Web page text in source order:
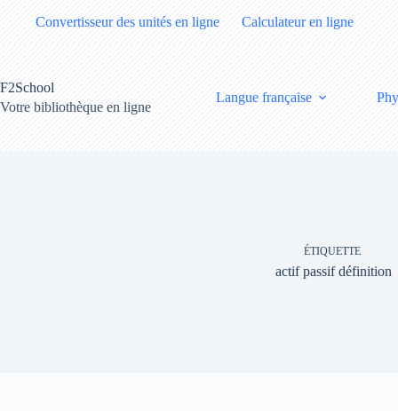
Convertisseur des unités en ligne Calculateur en ligne
F2School
Votre bibliothèque en ligne
Langue française
ÉTIQUETTE
actif passif définition